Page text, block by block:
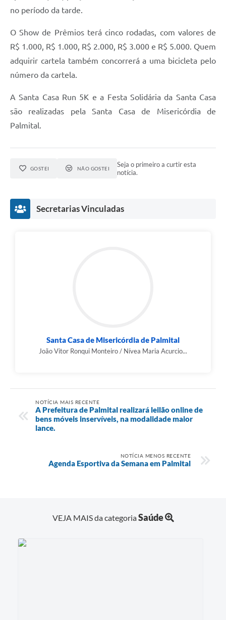
no período da tarde.
O Show de Prêmios terá cinco rodadas, com valores de
R$ 1.000, R$ 1.000, R$ 2.000, R$ 3.000 e R$ 5.000. Quem
adquirir cartela também concorrerá a uma bicicleta pelo
número da cartela.
A Santa Casa Run 5K e a Festa Solidária da Santa Casa
são realizadas pela Santa Casa de Misericórdia de
Palmital.
GOSTEI NÃO GOSTEI
Seja o primeiro a curtir esta
notícia.
Secretarias Vinculadas
Santa Casa de Misericórdia de Palmital
João Vitor Ronqui Monteiro / Nívea Maria Acurcio...
NOTÍCIA MAIS RECENTE
A Prefeitura de Palmital realizará leilão online de
bens móveis inservíveis, na modalidade maior
lance.
NOTÍCIA MENOS RECENTE
Agenda Esportiva da Semana em Palmital
VEJA MAIS da categoriaSaúde